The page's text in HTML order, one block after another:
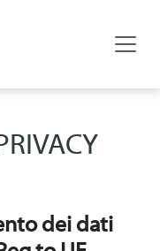
dei dati